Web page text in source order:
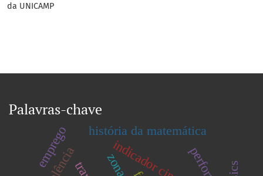
da UNICAMP
Palavras-chave
história da matemática
emprego